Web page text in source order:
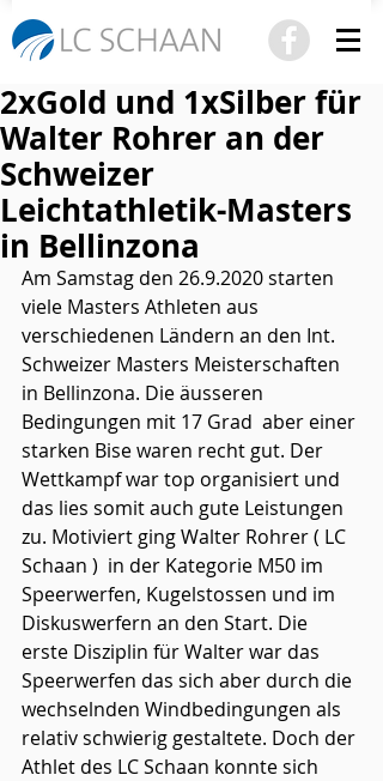
2xGold und 1xSilber für
Walter Rohrer an der
Schweizer
Leichtathletik-Masters
in Bellinzona
Am Samstag den 26.9.2020 starten
viele Masters Athleten aus
verschiedenen Ländern an den Int.
Schweizer Masters Meisterschaften
in Bellinzona. Die äusseren
Bedingungen mit 17 Grad  aber einer
starken Bise waren recht gut. Der
Wettkampf war top organisiert und
das lies somit auch gute Leistungen
zu. Motiviert ging Walter Rohrer ( LC
Schaan )  in der Kategorie M50 im
Speerwerfen, Kugelstossen und im
Diskuswerfern an den Start. Die
erste Disziplin für Walter war das
Speerwerfen das sich aber durch die
wechselnden Windbedingungen als
relativ schwierig gestaltete. Doch der
Athlet des LC Schaan konnte sich